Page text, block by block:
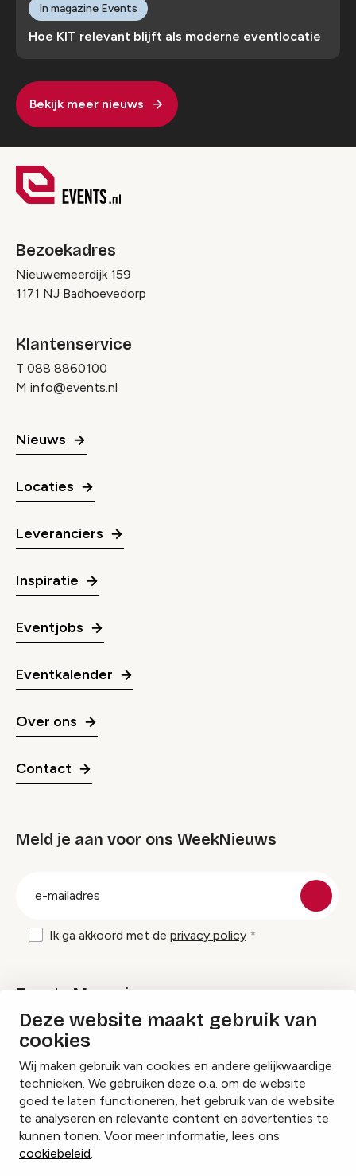
Deze website maakt gebruik van
cookies
Wij maken gebruik van cookies en andere gelijkwaardige
technieken. We gebruiken deze o.a. om de website
goed te laten functioneren, het gebruik van de website
te analyseren en relevante content en advertenties te
kunnen tonen. Voor meer informatie, lees ons
cookiebeleid.
Hoe KIT relevant blijft als moderne eventlocatie
In magazine Events
Bekijk meer nieuws
Bezoekadres
Nieuwemeerdijk 159
1171 NJ Badhoevedorp
Klantenservice
T 088 8860100
M info@events.nl
Nieuws
Locaties
Leveranciers
Inspiratie
Eventjobs
Eventkalender
Over ons
Contact
Meld je aan voor ons WeekNieuws
Ik ga akkoord met de privacy policy
Events Magazine
Ik ontvang graag Events Magazine
InstagramFacebookLinkedIn